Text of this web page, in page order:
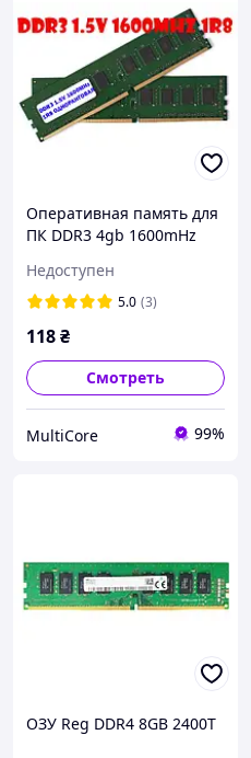
Оперативная память для
ПК DDR3 4gb 1600mHz
(одноранговая) разные
производители БУ
Недоступен
5.0 (3)
118₴
Смотреть
MultiCore 99%
ОЗУ Reg DDR4 8GB 2400T